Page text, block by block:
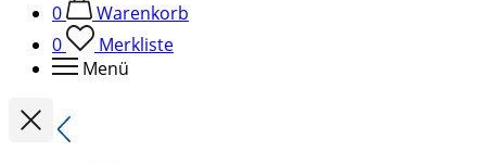
0
Warenkorb
0
Merkliste
Menü